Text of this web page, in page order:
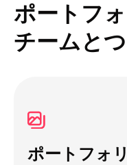
ポートフ
チームと
ポートフォ